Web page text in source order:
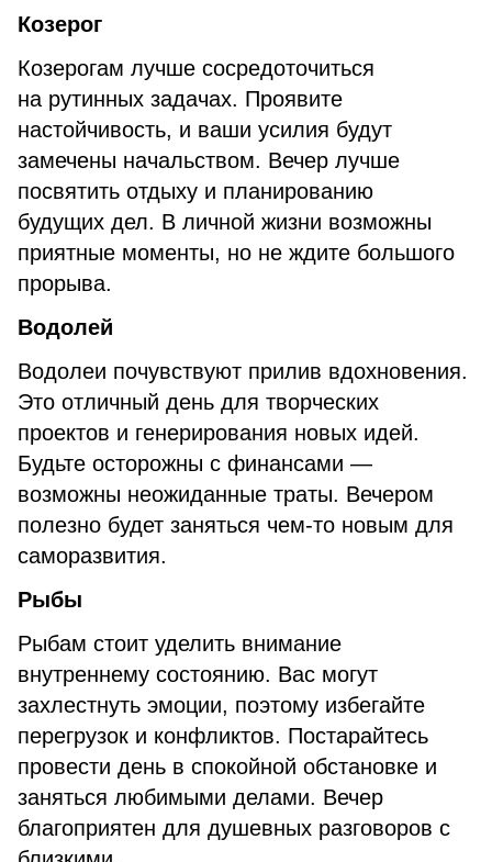
Козерог
Козерогам лучше сосредоточиться
на рутинных задачах. Проявите
настойчивость, и ваши усилия будут
замечены начальством. Вечер лучше
посвятить отдыху и планированию
будущих дел. В личной жизни возможны
приятные моменты, но не ждите большого
прорыва.
Водолей
Водолеи почувствуют прилив вдохновения.
Это отличный день для творческих
проектов и генерирования новых идей.
Будьте осторожны с финансами —
возможны неожиданные траты. Вечером
полезно будет заняться чем-то новым для
саморазвития.
Рыбы
Рыбам стоит уделить внимание
внутреннему состоянию. Вас могут
захлестнуть эмоции, поэтому избегайте
перегрузок и конфликтов. Постарайтесь
провести день в спокойной обстановке и
заняться любимыми делами. Вечер
благоприятен для душевных разговоров с